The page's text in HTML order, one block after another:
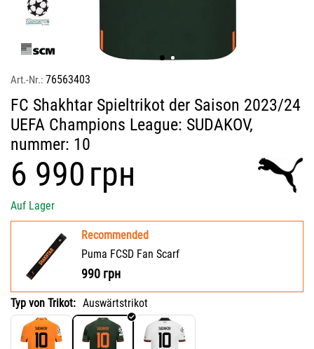
Art.-Nr.: 76563403
FC Shakhtar Spieltrikot der Saison 2023/24
UEFA Champions League: SUDAKOV,
nummer: 10
‍6 990‍грн
Auf Lager
Recommended
Puma FCSD Fan Scarf
990 грн
Typ von Trikot: Auswärtstrikot